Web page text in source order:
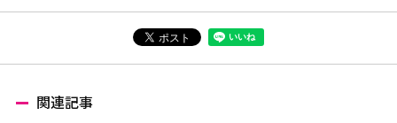
関連記事